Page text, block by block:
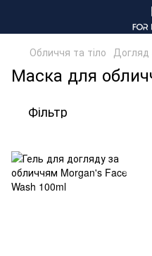
Обличчя та тіло Догляд
Маска для
Фільтр